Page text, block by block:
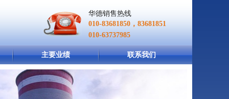
华德销售热线
010-83681850，83681851
010-63737985
主要业绩 联系我们